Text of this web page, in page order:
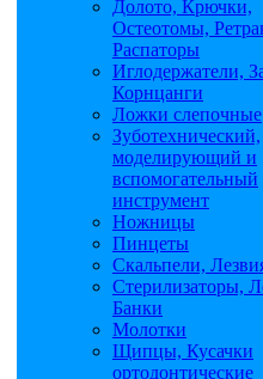
Долото, Крючки,
Остеотомы,
Распаторы
Иглодержатели,
Корнцанги
Ложки слепочные
Зуботехнический,
моделирующий и
вспомогательный
инструмент
Ножницы
Пинцеты
Скальпели,
Стерилизаторы,
Банки
Молотки
Щипцы, Кусачки
ортодонтические